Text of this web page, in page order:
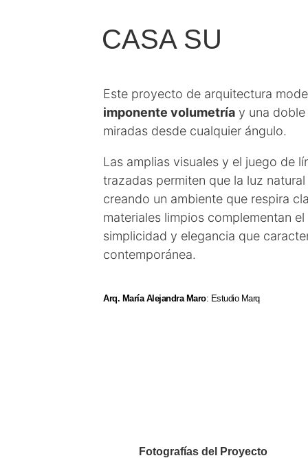
CASA SU
Este proyecto de arquitectura
imponente volumetría y una
miradas desde cualquier ángulo.
Las amplias visuales y el juego de
trazadas permiten que la luz
creando un ambiente que respira
materiales limpios complementan
simplicidad y elegancia que
contemporánea.
Arq. María Alejandra Maro: Estudio Marq
Fotografías del Proyecto